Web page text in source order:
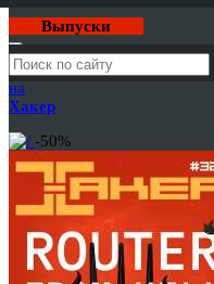
Выпуски
Годовая
подписка
на
Хакер
-50%